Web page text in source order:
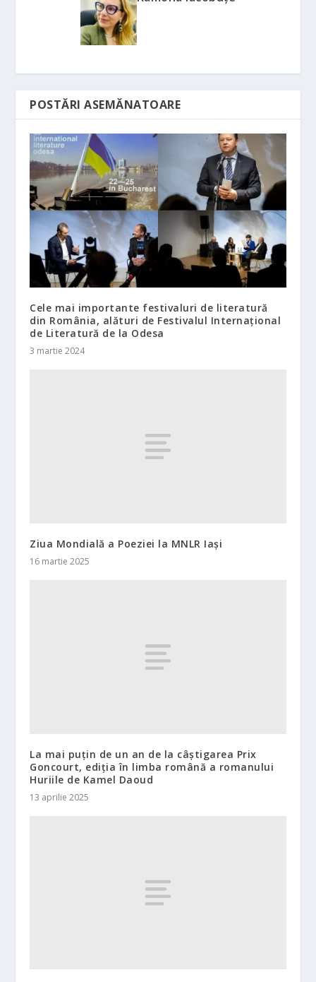
POSTĂRI ASEMĂNATOARE
Cele mai importante festivaluri de literatură
din România, alături de Festivalul Internațional
de Literatură de la Odesa
3 martie 2024
Ziua Mondială a Poeziei la MNLR Iași
16 martie 2025
La mai puțin de un an de la câștigarea Prix
Goncourt, ediția în limba română a romanului
Huriile de Kamel Daoud
13 aprilie 2025